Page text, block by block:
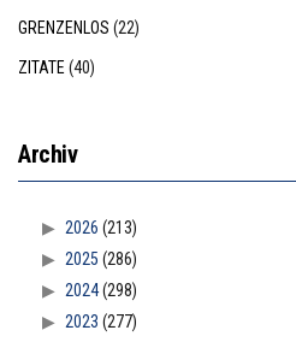
GRENZENLOS (22)
ZITATE (40)
Archiv
2026 (213)
2025 (286)
2024(298)
2023 (277)